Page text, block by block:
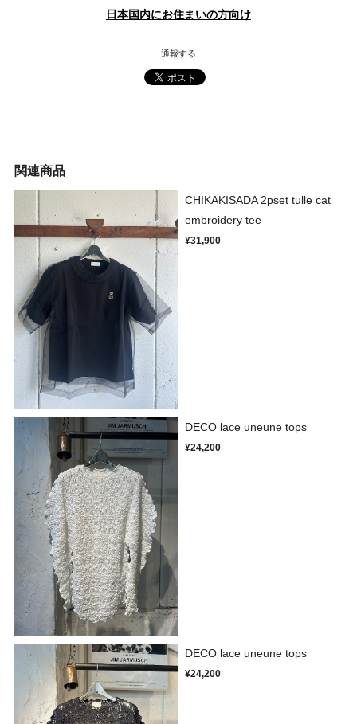
日本国内にお住まいの方向け
通報する
関連商品
CHIKAKISADA 2pset tulle cat
embroidery tee
¥31,900
DECO lace uneune tops
¥24,200
DECO lace uneune tops
¥24,200